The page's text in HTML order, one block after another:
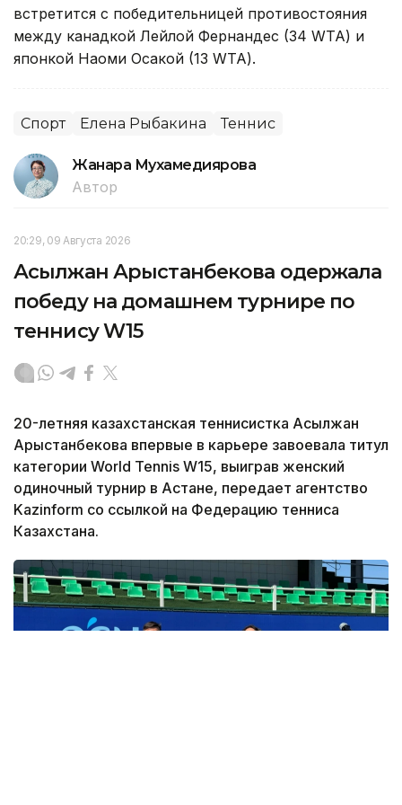
встретится с победительницей противостояния
между канадкой Лейлой Фернандес (34 WTA) и
японкой Наоми Осакой (13 WTA).
Спорт Елена Рыбакина Теннис
Жанара Мухамедиярова
Автор
20:29, 09 Августа 2026
Асылжан Арыстанбекова одержала
победу на домашнем турнире по
теннису W15
20-летняя казахстанская теннисистка Асылжан
Арыстанбекова впервые в карьере завоевала титул
категории World Tennis W15, выиграв женский
одиночный турнир в Астане, передает агентство
Kazinform со ссылкой на Федерацию тенниса
Казахстана.